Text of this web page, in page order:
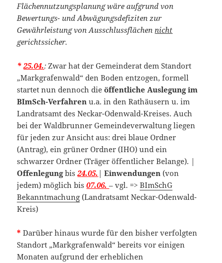
Flächennutzungsplanung wäre aufgrund von
Bewertungs- und Abwägungsdefiziten zur
Gewährleistung von Ausschlussflächennicht
gerichtssicher.
* 25.04.: Zwar hat der Gemeinderat dem Standort
„Markgrafenwald“ den Boden entzogen, formell
startet nun dennoch dieöffentliche Auslegung im
BImSch-Verfahren u.a. in den Rathäusern u. im
Landratsamt des Neckar-Odenwald-Kreises. Auch
bei der Waldbrunner Gemeindeverwaltung liegen
für jeden zur Ansicht aus: drei blaue Ordner
(Antrag), ein grüner Ordner (IHO) und ein
schwarzer Ordner (Träger öffentlicher Belange). |
Offenlegungbis24.05. |Einwendungen(von
jedem) möglich bis07.06.– vgl. =>BImSchG
Bekanntmachung (Landratsamt Neckar-Odenwald-
Kreis)
* Darüber hinaus wurde für den bisher verfolgten
Standort „Markgrafenwald“ bereits vor einigen
Monaten aufgrund der erheblichen